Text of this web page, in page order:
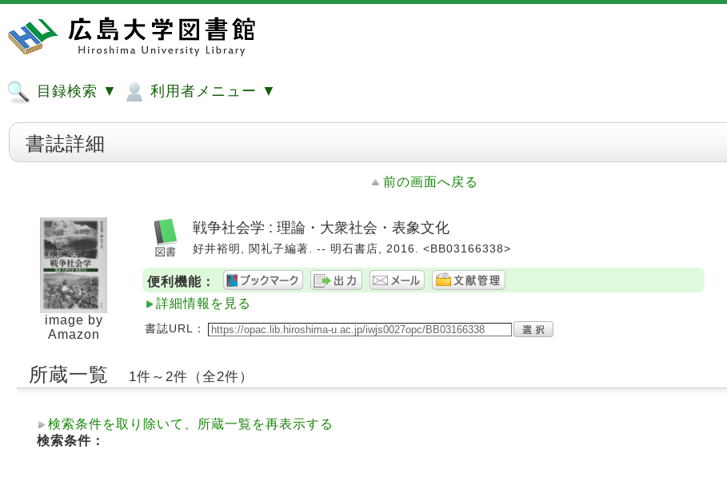
目録検索 ▼ 利用者メニュー ▼
書誌詳細
前の画面へ戻る
image by
Amazon
戦争社会学 : 理論・大衆社会・表象文化
好井裕明, 関礼子編著. -- 明石書店, 2016. <BB03166338>
便利機能：
詳細情報を見る
書誌URL：
所蔵一覧 1件～2件（全2件）
検索条件を取り除いて、所蔵一覧を再表示する
検索条件：